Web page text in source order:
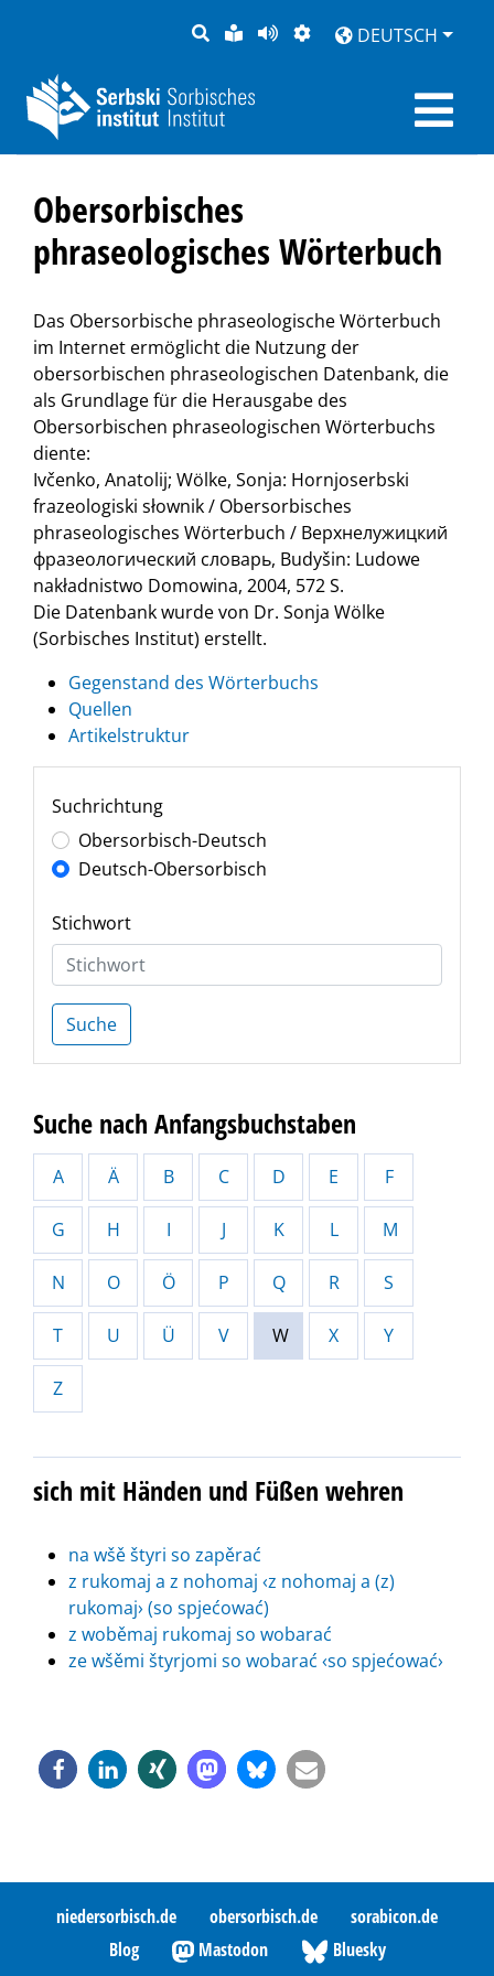
SUCHELEICHTE
SPRACHE
SEITEDARSTELLUNG
DEUTSCH
Obersorbisches
phraseologisches Wörterbuch
Das Obersorbische phraseologische Wörterbuch
im Internet ermöglicht die Nutzung der
obersorbischen phraseologischen Datenbank, die
als Grundlage für die Herausgabe des
Obersorbischen phraseologischen Wörterbuchs
diente:
Ivčenko, Anatolij; Wölke, Sonja: Hornjoserbski
frazeologiski słownik / Obersorbisches
phraseologisches Wörterbuch / Верхнелужицкий
фразеологический словарь, Budyšin: Ludowe
nakładnistwo Domowina, 2004, 572 S.
Die Datenbank wurde von Dr. Sonja Wölke
(Sorbisches Institut) erstellt.
Gegenstand des Wörterbuchs
Quellen
Artikelstruktur
Suchrichtung
Obersorbisch-Deutsch
Deutsch-Obersorbisch
Stichwort
Suche
Suche nach Anfangsbuchstaben
A Ä B C D E F
G H I J K L M
N O Ö P Q R S
T U Ü V W X Y
Z
sich mit Händen und Füßen wehren
na wšě štyri so zapěrać
z rukomaj a z nohomaj ‹z nohomaj a (z)
rukomaj› (so spjećować)
z woběmaj rukomaj so wobarać
ze wšěmi štyrjomi so wobarać ‹so spjećować›
niedersorbisch.de obersorbisch.de
sorabicon.de
Blog
Mastodon Bluesky